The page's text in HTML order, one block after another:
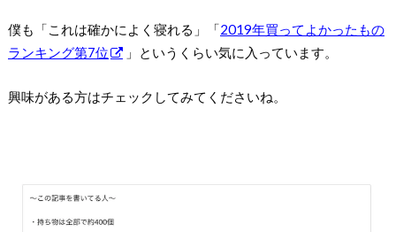
僕も「これは確かによく寝れる」「2019年買ってよかったもの
ランキング第7位
」というくらい気に入っています。
興味がある方はチェックしてみてくださいね。